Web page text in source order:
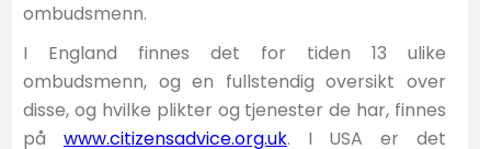
ombudsmenn.
I England finnes det for tiden 13 ulike
ombudsmenn, og en fullstendig oversikt over
disse, og hvilke plikter og tjenester de har, finnes
på www.citizensadvice.org.uk. I USA er det